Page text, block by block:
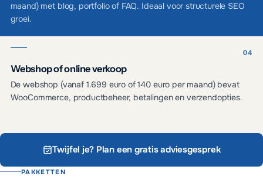
maand) met blog, portfolio of FAQ. Ideaal voor structurele SEO
groei.
Webshop of online verkoop
De webshop (vanaf 1.699 euro of 140 euro per maand) bevat
WooCommerce, productbeheer, betalingen en verzendopties.
Twijfel je? Plan een gratis adviesgesprek
PAKKETTEN